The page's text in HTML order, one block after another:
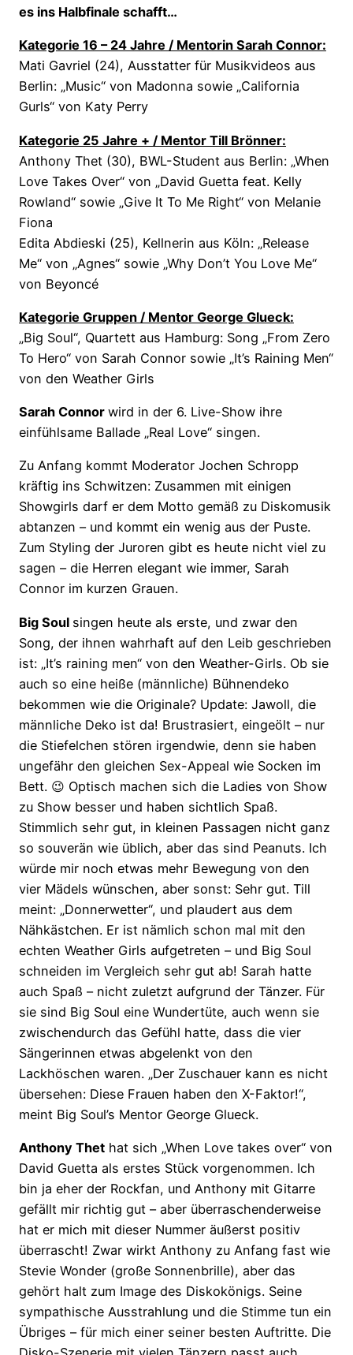
es ins Halbfinale schafft…
Kategorie 16 – 24 Jahre / Mentorin Sarah Connor:
Mati Gavriel (24), Ausstatter für Musikvideos aus
Berlin: „Music“ von Madonna sowie „California
Gurls“ von Katy Perry
Kategorie 25 Jahre + / Mentor Till Brönner:
Anthony Thet (30), BWL-Student aus Berlin: „When
Love Takes Over“ von „David Guetta feat. Kelly
Rowland“ sowie „Give It To Me Right“ von Melanie
Fiona
Edita Abdieski (25), Kellnerin aus Köln: „Release
Me“ von „Agnes“ sowie „Why Don’t You Love Me“
von Beyoncé
Kategorie Gruppen / Mentor George Glueck:
„Big Soul“, Quartett aus Hamburg: Song „From Zero
To Hero“ von Sarah Connor sowie „It’s Raining Men“
von den Weather Girls
Sarah Connor wird in der 6. Live-Show ihre
einfühlsame Ballade „Real Love“ singen.
Zu Anfang kommt Moderator Jochen Schropp
kräftig ins Schwitzen: Zusammen mit einigen
Showgirls darf er dem Motto gemäß zu Diskomusik
abtanzen – und kommt ein wenig aus der Puste.
Zum Styling der Juroren gibt es heute nicht viel zu
sagen – die Herren elegant wie immer, Sarah
Connor im kurzen Grauen.
Big Soul singen heute als erste, und zwar den
Song, der ihnen wahrhaft auf den Leib geschrieben
ist: „It’s raining men“ von den Weather-Girls. Ob sie
auch so eine heiße (männliche) Bühnendeko
bekommen wie die Originale? Update: Jawoll, die
männliche Deko ist da! Brustrasiert, eingeölt – nur
die Stiefelchen stören irgendwie, denn sie haben
ungefähr den gleichen Sex-Appeal wie Socken im
Bett. 😉 Optisch machen sich die Ladies von Show
zu Show besser und haben sichtlich Spaß.
Stimmlich sehr gut, in kleinen Passagen nicht ganz
so souverän wie üblich, aber das sind Peanuts. Ich
würde mir noch etwas mehr Bewegung von den
vier Mädels wünschen, aber sonst: Sehr gut. Till
meint: „Donnerwetter“, und plaudert aus dem
Nähkästchen. Er ist nämlich schon mal mit den
echten Weather Girls aufgetreten – und Big Soul
schneiden im Vergleich sehr gut ab! Sarah hatte
auch Spaß – nicht zuletzt aufgrund der Tänzer. Für
sie sind Big Soul eine Wundertüte, auch wenn sie
zwischendurch das Gefühl hatte, dass die vier
Sängerinnen etwas abgelenkt von den
Lackhöschen waren. „Der Zuschauer kann es nicht
übersehen: Diese Frauen haben den X-Faktor!“,
meint Big Soul’s Mentor George Glueck.
Anthony Thet hat sich „When Love takes over“ von
David Guetta als erstes Stück vorgenommen. Ich
bin ja eher der Rockfan, und Anthony mit Gitarre
gefällt mir richtig gut – aber überraschenderweise
hat er mich mit dieser Nummer äußerst positiv
überrascht! Zwar wirkt Anthony zu Anfang fast wie
Stevie Wonder (große Sonnenbrille), aber das
gehört halt zum Image des Diskokönigs. Seine
sympathische Ausstrahlung und die Stimme tun ein
Übriges – für mich einer seiner besten Auftritte. Die